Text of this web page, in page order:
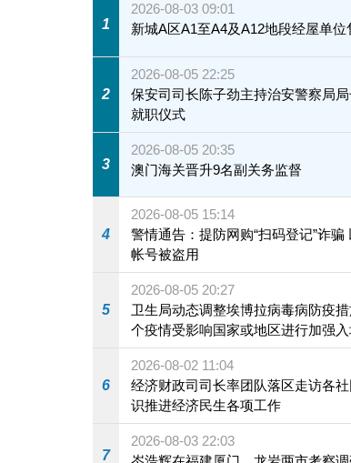
1
2026-08-03 09:01
新城A区A1至A4及A12地段经屋单位
2
2026-08-05 22:25
保安司司长陈子劲主持治安警察局
就职仪式
3
2026-08-05 20:35
澳门海关晋升9名副关务监督
4
2026-08-05 15:14
警情通告：提防网购“扫码登记”诈骗
帐号被盗用
5
2026-08-05 20:27
卫生局动态调整埃博拉病毒病防疫
个疫情受影响国家或地区进行加强
施
6
2026-08-02 11:04
经济财政司司长率团队落区走访各
识推进经济民生各项工作
7
2026-08-03 22:03